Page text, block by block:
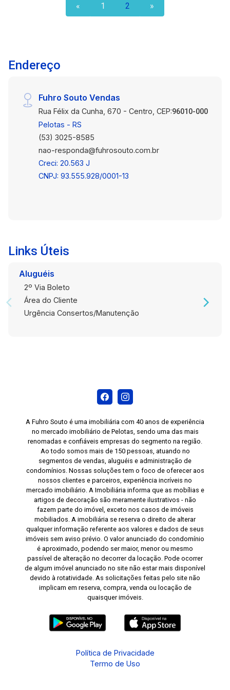
ajudá-lo a realizar seu sonho!
« 1 2 »
Endereço
Fuhro Souto Vendas
Rua Félix da Cunha, 670 - Centro, CEP:96010-000
Pelotas - RS
(53) 3025-8585
nao-responda@fuhrosouto.com.br
Creci: 20.563 J
CNPJ: 93.555.928/0001-13
Links Úteis
Aluguéis
2º Via Boleto
Área do Cliente
Urgência Consertos/Manutenção
A Fuhro Souto é uma imobiliária com 40 anos de experiência
no mercado imobiliário de Pelotas, sendo uma das mais
renomadas e confiáveis empresas do segmento na região.
Ao todo somos mais de 150 pessoas, atuando no
segmentos de vendas, aluguéis e administração de
condomínios. Nossas soluções tem o foco de oferecer aos
nossos clientes e parceiros, experiência incríveis no
mercado imobiliário. A Imobiliária informa que as mobílias e
artigos de decoração são meramente ilustrativos - não
fazem parte do imóvel, exceto nos casos de imóveis
mobiliados. A imobiliária se reserva o direito de alterar
qualquer informação referente aos valores e dados de seus
imóveis sem aviso prévio. O valor anunciado do condomínio
é aproximado, podendo ser maior, menor ou mesmo
passível de alteração no decorrer da locação. Pode ocorrer
de algum imóvel anunciado no site não estar mais disponível
devido à rotatividade. As solicitações feitas pelo site não
implicam em reserva, compra, venda ou locação de
quaisquer imóveis.
Política de Privacidade
Termo de Uso